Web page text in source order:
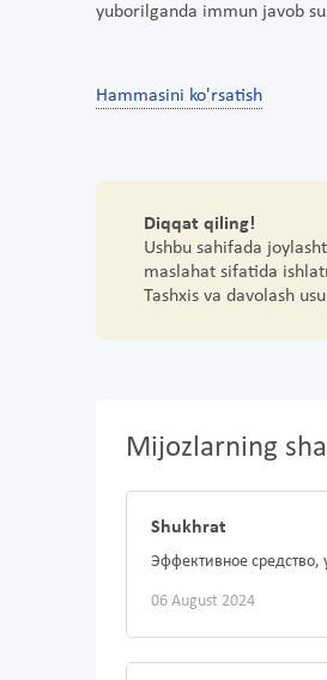
yuborilganda immun javob
Hammasini ko'rsatish
Diqqat qiling!
Ushbu sahifada
maslahat sifatida
Tashxis va davolash
Mijozlarning
Shukhrat
Эффективное средство,
06 August 2024